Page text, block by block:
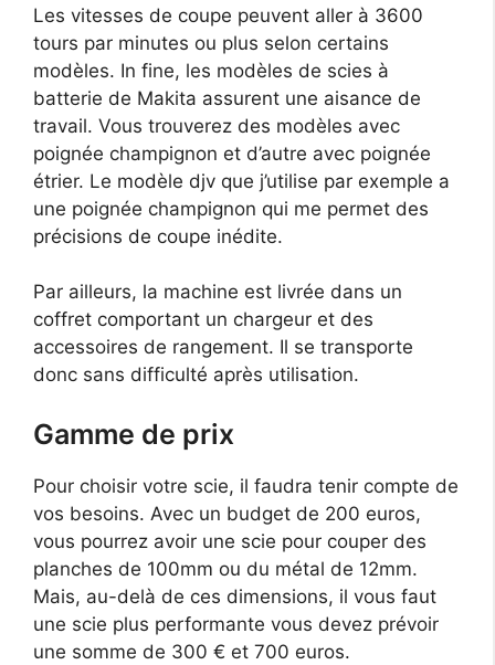
Les vitesses de coupe peuvent aller à 3600
tours par minutes ou plus selon certains
modèles. In fine, les modèles de scies à
batterie de Makita assurent une aisance de
travail. Vous trouverez des modèles avec
poignée champignon et d’autre avec poignée
étrier. Le modèle djv que j’utilise par exemple a
une poignée champignon qui me permet des
précisions de coupe inédite.
Par ailleurs, la machine est livrée dans un
coffret comportant un chargeur et des
accessoires de rangement. Il se transporte
donc sans difficulté après utilisation.
Gamme de prix
Pour choisir votre scie, il faudra tenir compte de
vos besoins. Avec un budget de 200 euros,
vous pourrez avoir une scie pour couper des
planches de 100mm ou du métal de 12mm.
Mais, au-delà de ces dimensions, il vous faut
une scie plus performante vous devez prévoir
une somme de 300 € et 700 euros.